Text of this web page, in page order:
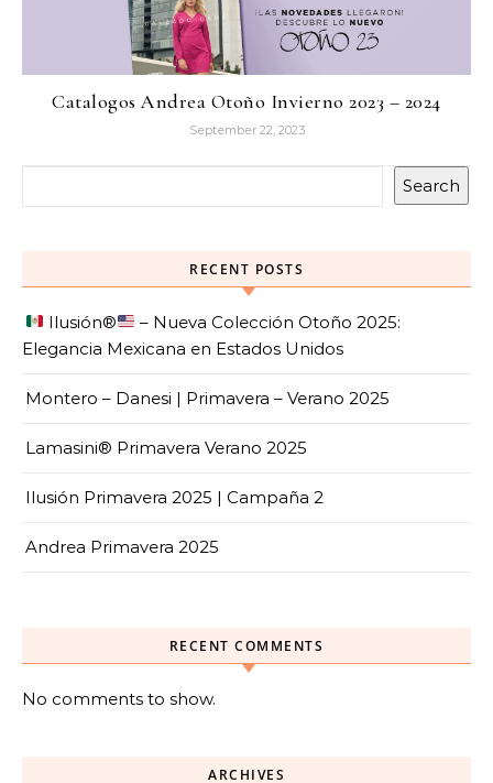
Catalogos Andrea Otoño Invierno 2023 – 2024
September 22, 2023
Search
RECENT POSTS
Ilusión®️
– Nueva Colección Otoño 2025:
Elegancia Mexicana en Estados Unidos
Montero – Danesi | Primavera – Verano 2025
Lamasini® Primavera Verano 2025
Ilusión Primavera 2025 | Campaña 2
Andrea Primavera 2025
RECENT COMMENTS
No comments to show.
ARCHIVES